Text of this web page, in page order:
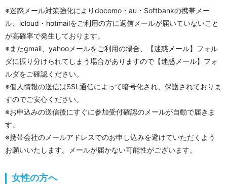
※迷惑メール対策強化によりdocomo・au・Softbankの携帯メー
ル、icloud・hotmailをご利用の方に返信メールが届いていないこと
が高確率で発生しております。
※またgmail、yahooメールをご利用の場合、【迷惑メール】フォル
ダに振り分けられてしまう場合がありますので【迷惑メール】フォ
ルダをご確認ください。
※個人情報の送信はSSL通信によって暗号化され、保護されておりま
すのでご安心ください。
※お申込みの送信後にすぐに参加受付確認のメールが自動で届きま
す。
※携帯会社のメールアドレスでのお申し込みを避けていただくよう
お願いいたします。メールが届かない可能性がございます。
女性の方へ